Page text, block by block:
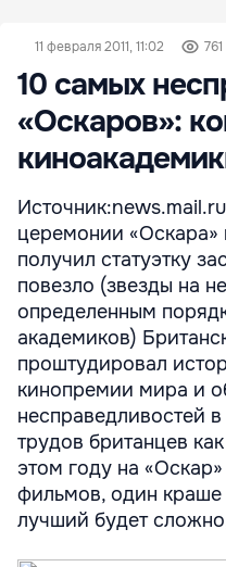
11 февраля 2011, 11:02 761
10 самых
«Оскаров»:
церемонии «Оскара»
получил статуэтку
повезло (звезды на
определенным
академиков)
проштудировал
кинопремии мира и
несправедливостей
трудов британцев
этом году на
фильмов, один краше
лучший будет